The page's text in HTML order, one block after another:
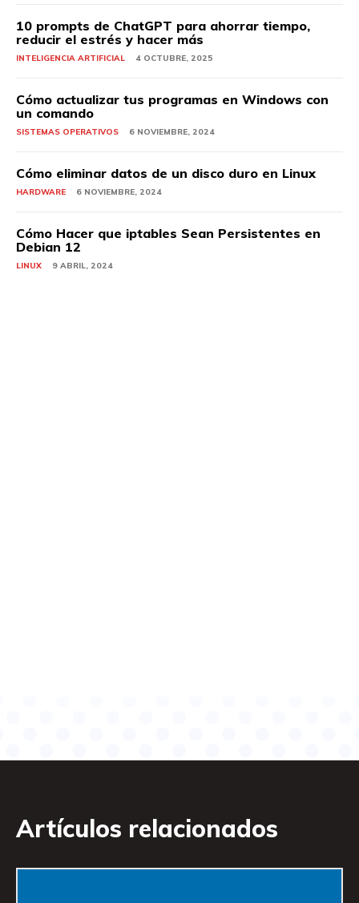
10 prompts de ChatGPT para ahorrar tiempo,
reducir el estrés y hacer más
INTELIGENCIA ARTIFICIAL 4 OCTUBRE, 2025
Cómo actualizar tus programas en Windows con
un comando
SISTEMAS OPERATIVOS 6 NOVIEMBRE, 2024
Cómo eliminar datos de un disco duro en Linux
HARDWARE 6 NOVIEMBRE, 2024
Cómo Hacer que iptables Sean Persistentes en
Debian 12
LINUX 9 ABRIL, 2024
Artículos relacionados